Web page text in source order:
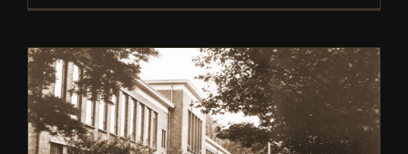
“Stormschool” op Wildhoef gaat